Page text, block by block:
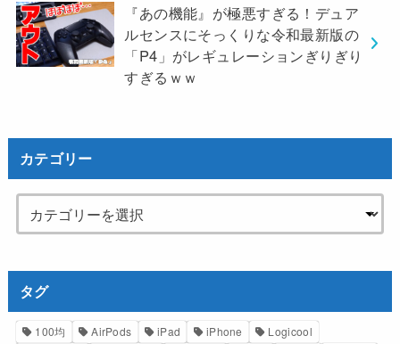
『あの機能』が極悪すぎる！デュア
ルセンスにそっくりな令和最新版の
「P4」がレギュレーションぎりぎり
すぎるｗｗ
カテゴリー
タグ
100均 AirPods iPad iPhone
Logicool